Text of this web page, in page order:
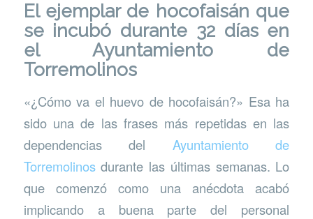
El ejemplar de hocofaisán que
se incubó durante 32 días en
el Ayuntamiento de
Torremolinos
«¿Cómo va el huevo de hocofaisán?» Esa ha
sido una de las frases más repetidas en las
dependencias del Ayuntamiento de
Torremolinosdurante las últimas semanas. Lo
que comenzó como una anécdota acabó
implicando a buena parte del personal